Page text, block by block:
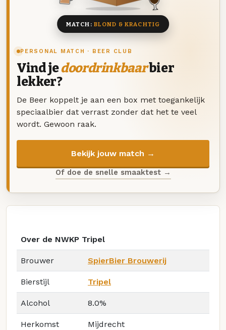
PERSONAL MATCH · BEER CLUB
Vind jedoordrinkbaarbier
lekker?
De Beer koppelt je aan een box met toegankelijk
speciaalbier dat verrast zonder dat het te veel
wordt. Gewoon raak.
Bekijk jouw match →
Of doe de snelle smaaktest →
MATCH: BLOND & KRACHTIG
Over de NWKP Tripel
Brouwer SpierBier Brouwerij
Bierstijl Tripel
Alcohol 8.0%
Herkomst Mijdrecht